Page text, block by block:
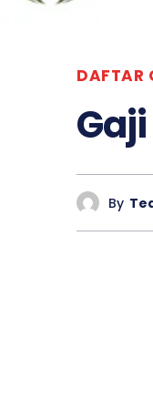
DAFTAR
Gaji
By